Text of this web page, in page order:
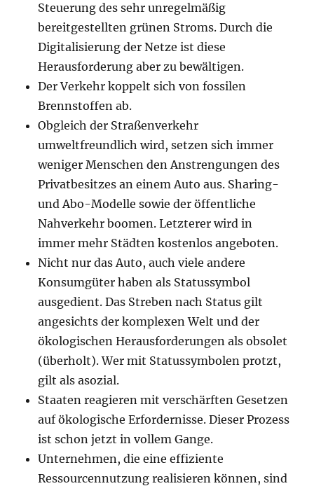
Steuerung des sehr unregelmäßig
bereitgestellten grünen Stroms. Durch die
Digitalisierung der Netze ist diese
Herausforderung aber zu bewältigen.
Der Verkehr koppelt sich von fossilen
Brennstoffen ab.
Obgleich der Straßenverkehr
umweltfreundlich wird, setzen sich immer
weniger Menschen den Anstrengungen des
Privatbesitzes an einem Auto aus. Sharing-
und Abo-Modelle sowie der öffentliche
Nahverkehr boomen. Letzterer wird in
immer mehr Städten kostenlos angeboten.
Nicht nur das Auto, auch viele andere
Konsumgüter haben als Statussymbol
ausgedient. Das Streben nach Status gilt
angesichts der komplexen Welt und der
ökologischen Herausforderungen als obsolet
(überholt). Wer mit Statussymbolen protzt,
gilt als asozial.
Staaten reagieren mit verschärften Gesetzen
auf ökologische Erfordernisse. Dieser Prozess
ist schon jetzt in vollem Gange.
Unternehmen, die eine effiziente
Ressourcennutzung realisieren können, sind